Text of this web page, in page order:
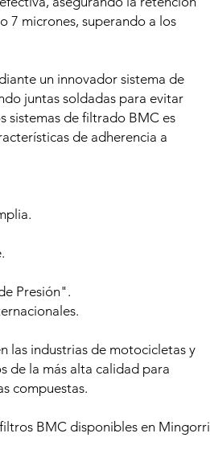
7 micrones, superando a los
un innovador sistema de
juntas soldadas para evitar
sistemas de filtrado BMC es
de adherencia a
Presión".
las industrias de motocicletas y
de la más alta calidad para
compuestas.
BMC disponibles en Mingorri